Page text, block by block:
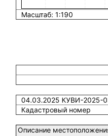
Масштаб: 1:190
04.03.2025 КУВИ-2025-
Кадастровый номер
Описание